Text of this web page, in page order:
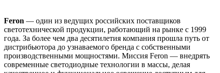
Feron — один из ведущих российских поставщиков
светотехнической продукции, работающий на рынке с 1999
года. За более чем два десятилетия компания прошла путь от
дистрибьютора до узнаваемого бренда с собственными
производственными мощностями. Миссия Feron — внедрять
современные светодиодные технологии в массы, делая